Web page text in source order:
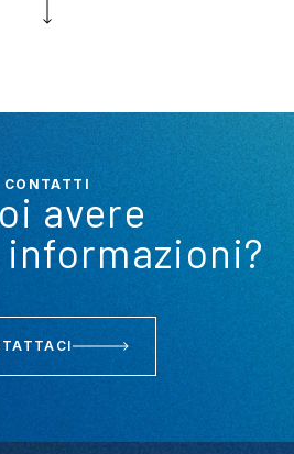
CONTATTI
avere